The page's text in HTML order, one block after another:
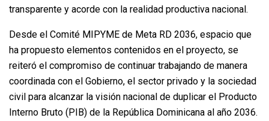
transparente y acorde con la realidad productiva nacional.
Desde el Comité MIPYME de Meta RD 2036, espacio que
ha propuesto elementos contenidos en el proyecto, se
reiteró el compromiso de continuar trabajando de manera
coordinada con el Gobierno, el sector privado y la sociedad
civil para alcanzar la visión nacional de duplicar el Producto
Interno Bruto (PIB) de la República Dominicana al año 2036.